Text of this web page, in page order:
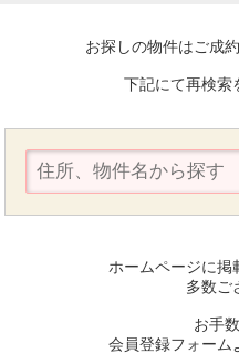
お探しの物件はご成
下記にて再検索
ホームページに掲
多数ご
お手
会員登録フォーム